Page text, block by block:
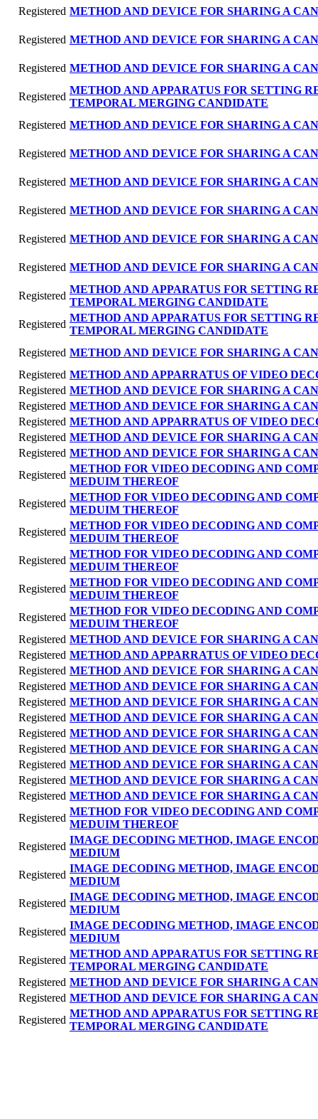
Registered METHOD AND DEVICE FOR SHARING A
Registered METHOD AND DEVICE FOR SHARING A
Registered METHOD AND DEVICE FOR SHARING A
Registered
METHOD AND APPARATUS FOR SETTING
TEMPORAL MERGING CANDIDATE
Registered METHOD AND DEVICE FOR SHARING A
Registered METHOD AND DEVICE FOR SHARING A
Registered METHOD AND DEVICE FOR SHARING A
Registered METHOD AND DEVICE FOR SHARING A
Registered METHOD AND DEVICE FOR SHARING A
Registered METHOD AND DEVICE FOR SHARING A
Registered
METHOD AND APPARATUS FOR SETTING
TEMPORAL MERGING CANDIDATE
Registered
METHOD AND APPARATUS FOR SETTING
TEMPORAL MERGING CANDIDATE
Registered METHOD AND DEVICE FOR SHARING A
Registered METHOD AND APPARRATUS OF VIDEO
Registered METHOD AND DEVICE FOR SHARING A
Registered METHOD AND DEVICE FOR SHARING A
Registered METHOD AND APPARRATUS OF VIDEO
Registered METHOD AND DEVICE FOR SHARING A
Registered METHOD AND DEVICE FOR SHARING A
Registered
METHOD FOR VIDEO DECODING AND
MEDUIM THEREOF
Registered
METHOD FOR VIDEO DECODING AND
MEDUIM THEREOF
Registered
METHOD FOR VIDEO DECODING AND
MEDUIM THEREOF
Registered
METHOD FOR VIDEO DECODING AND
MEDUIM THEREOF
Registered
METHOD FOR VIDEO DECODING AND
MEDUIM THEREOF
Registered
METHOD FOR VIDEO DECODING AND
MEDUIM THEREOF
Registered METHOD AND DEVICE FOR SHARING A
Registered METHOD AND APPARRATUS OF VIDEO
Registered METHOD AND DEVICE FOR SHARING A
Registered METHOD AND DEVICE FOR SHARING A
Registered METHOD AND DEVICE FOR SHARING A
Registered METHOD AND DEVICE FOR SHARING A
Registered METHOD AND DEVICE FOR SHARING A
Registered METHOD AND DEVICE FOR SHARING A
Registered METHOD AND DEVICE FOR SHARING A
Registered METHOD AND DEVICE FOR SHARING A
Registered METHOD AND DEVICE FOR SHARING A
Registered
METHOD FOR VIDEO DECODING AND
MEDUIM THEREOF
Registered
IMAGE DECODING METHOD, IMAGE
MEDIUM
Registered
IMAGE DECODING METHOD, IMAGE
MEDIUM
Registered
IMAGE DECODING METHOD, IMAGE
MEDIUM
Registered
IMAGE DECODING METHOD, IMAGE
MEDIUM
Registered
METHOD AND APPARATUS FOR SETTING
TEMPORAL MERGING CANDIDATE
Registered METHOD AND DEVICE FOR SHARING A
Registered METHOD AND DEVICE FOR SHARING A
Registered
METHOD AND APPARATUS FOR SETTING
TEMPORAL MERGING CANDIDATE